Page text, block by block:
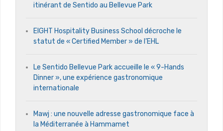
itinérant de Sentido au Bellevue Park
EIGHT Hospitality Business School décroche le
statut de « Certified Member » de l’EHL
Le Sentido Bellevue Park accueille le « 9-Hands
Dinner », une expérience gastronomique
internationale
Mawj : une nouvelle adresse gastronomique face à
la Méditerranée à Hammamet